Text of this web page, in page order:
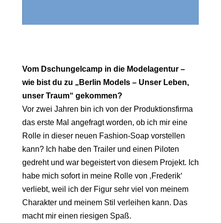
Vom Dschungelcamp in die Modelagentur –
wie bist du zu „Berlin Models – Unser Leben,
unser Traum“ gekommen?
Vor zwei Jahren bin ich von der Produktionsfirma
das erste Mal angefragt worden, ob ich mir eine
Rolle in dieser neuen Fashion-Soap vorstellen
kann? Ich habe den Trailer und einen Piloten
gedreht und war begeistert von diesem Projekt. Ich
habe mich sofort in meine Rolle von ‚Frederik‘
verliebt, weil ich der Figur sehr viel von meinem
Charakter und meinem Stil verleihen kann. Das
macht mir einen riesigen Spaß.